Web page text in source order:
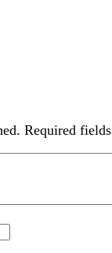
Required